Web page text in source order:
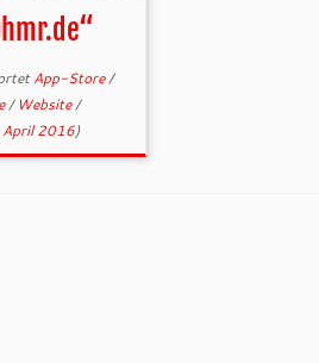
App-Store/
/ Website/
April 2016)